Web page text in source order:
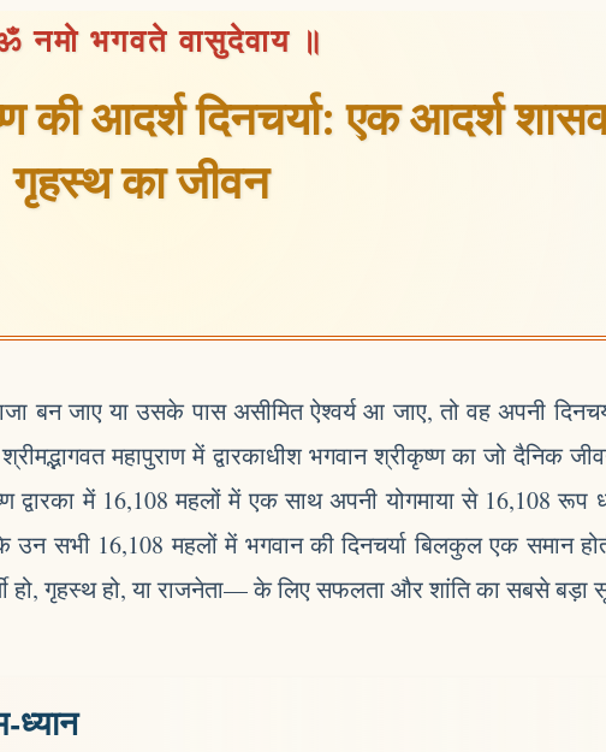
नमो भगवते वासुदेवाय ॥
की आदर्श दिनचर्या: एक आदर्श
गृहस्थ का जीवन
बन जाए या उसके पास असीमित ऐश्वर्य आ जाए, तो वह अपनी
महापुराण में द्वारकाधीश भगवान श्रीकृष्ण का जो दैनिक
में 16,108 महलों में एक साथ अपनी योगमाया से 16,108 रूप
सभी 16,108 महलों में भगवान की दिनचर्या बिलकुल एक समान
हो, गृहस्थ हो, या राजनेता— के लिए सफलता और शांति का सबसे बड़ा
ध्यान